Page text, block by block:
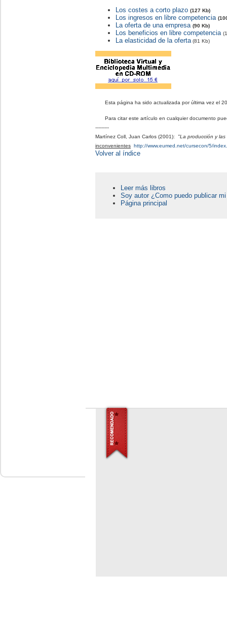
Los costes a corto plazo (127 Kb)
Los ingresos en libre competencia
La oferta de una empresa (90 Kb)
Los beneficios en libre competencia
La elasticidad de la oferta (81 Kb)
Esta página ha sido actualizada por última vez el
Para citar este artículo en cualquier documento
---------
Martínez Coll, Juan Carlos (2001): "La producción y las
inconvenientes http://www.eumed.net/cursecon/5/
Volver al índice
Leer más libros
Soy autor ¿Como puedo publicar
Página principal